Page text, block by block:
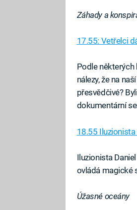
Záhady a
17.55: Vetřelci
Podle některých
nálezy, že na
přesvědčivé?
dokumentární
18.55
Iluzionista
ovládá magické
Úžasné oceány